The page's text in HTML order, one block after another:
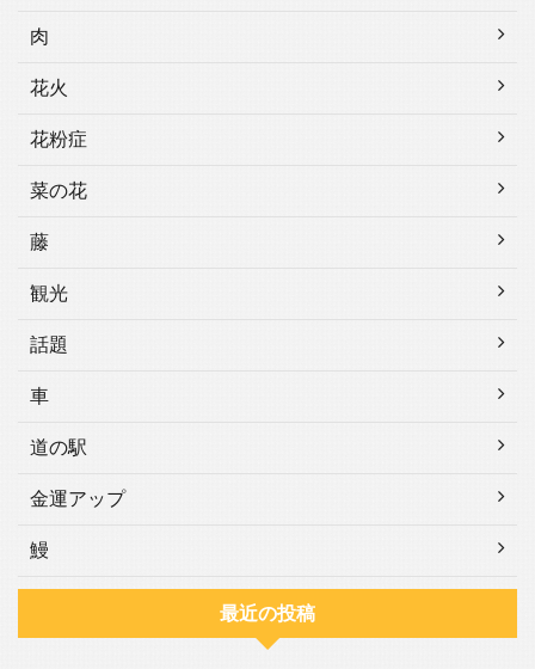
肉
花火
花粉症
菜の花
藤
観光
話題
車
道の駅
金運アップ
鰻
最近の投稿